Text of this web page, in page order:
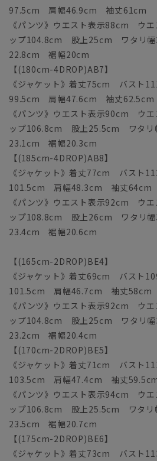
97.5cm 肩幅46.9cm 袖丈61cm
《パンツ》ウエスト表示88cm ウ
ップ104.8cm 股上25cm ワタリ
22.8cm 裾幅20cm
【(180cm-4DROP)AB7】
《ジャケット》着丈75cm バスト
99.5cm 肩幅47.6cm 袖丈62.5cm
《パンツ》ウエスト表示90cm ウ
ップ106.8cm 股上25.5cm ワタ
23.1cm 裾幅20.3cm
【(185cm-4DROP)AB8】
《ジャケット》着丈77cm バスト
101.5cm 肩幅48.3cm 袖丈64cm
《パンツ》ウエスト表示92cm ウ
ップ108.8cm 股上26cm ワタリ
23.4cm 裾幅20.6cm
【(165cm-2DROP)BE4】
《ジャケット》着丈69cm バスト
101.5cm 肩幅46.7cm 袖丈58cm
《パンツ》ウエスト表示92cm ウ
ップ104.8cm 股上25cm ワタリ
23.2cm 裾幅20.4cm
【(170cm-2DROP)BE5】
《ジャケット》着丈71cm バスト
103.5cm 肩幅47.4cm 袖丈
《パンツ》ウエスト表示94cm ウ
ップ106.8cm 股上25.5cm ワタ
23.5cm 裾幅20.7cm
【(175cm-2DROP)BE6】
《ジャケット》着丈73cm バスト